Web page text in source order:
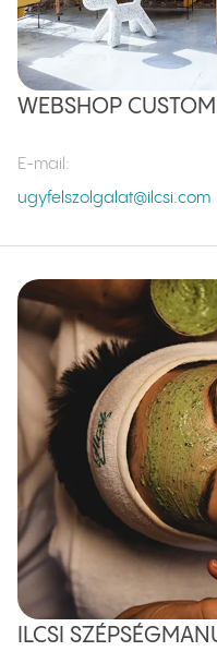
WEBSHOP
E-mail :
ugyfelszolgalat@ilcsi.com
ILCSI